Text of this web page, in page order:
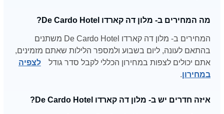
מה המחירים ב- מלון דה קארדו De Cardo Hotel?
המחירים ב- מלון דה קארדו De Cardo Hotel משתנים
בהתאם לעונה, ליום בשבוע ולמספר הלילות שאתם מזמינים,
אתם יכולים לצפות במחירון הכללי לקבל סדר גודל
לצפיה
במחירון.
איזה חדרים יש ב- מלון דה קארדו De Cardo Hotel?